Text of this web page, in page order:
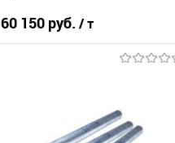
60 150 руб. / т
Купить в 1 клик
Сравнение